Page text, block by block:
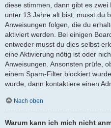
diese stimmen, dann gibt es zwei
unter 13 Jahre alt bist, musst du
Anweisungen folgen, die du
aktiviert werden. Bei einigen
entweder musst du dies selbst
eine Aktivierung nötig ist oder
Anweisungen. Ansonsten prüfe,
einem Spam-Filter blockiert
wurde, dann kontaktiere einen
Nach oben
Warum kann ich mich nicht